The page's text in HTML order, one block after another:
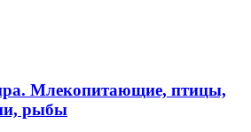
Млекопитающие, птицы,
рыбы